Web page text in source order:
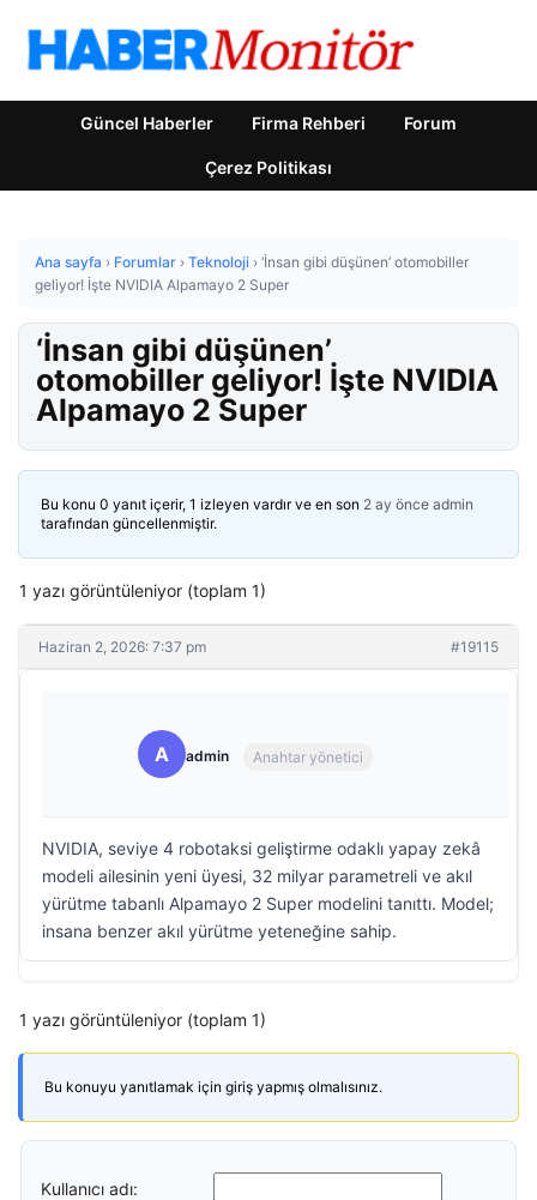
Güncel Haberler Firma Rehberi Forum
Çerez Politikası
Ana sayfa › Forumlar › Teknoloji › ‘İnsan gibi düşünen’ otomobiller
geliyor! İşte NVIDIA Alpamayo 2 Super
‘İnsan gibi düşünen’
otomobiller geliyor! İşte NVIDIA
Alpamayo 2 Super
Bu konu 0 yanıt içerir, 1 izleyen vardır ve en son 2 ay önce admin
tarafından güncellenmiştir.
1 yazı görüntüleniyor (toplam 1)
Haziran 2, 2026: 7:37 pm #19115
A admin Anahtar yönetici
NVIDIA, seviye 4 robotaksi geliştirme odaklı yapay zekâ
modeli ailesinin yeni üyesi, 32 milyar parametreli ve akıl
yürütme tabanlı Alpamayo 2 Super modelini tanıttı. Model;
insana benzer akıl yürütme yeteneğine sahip.
1 yazı görüntüleniyor (toplam 1)
Bu konuyu yanıtlamak için giriş yapmış olmalısınız.
Kullanıcı adı: